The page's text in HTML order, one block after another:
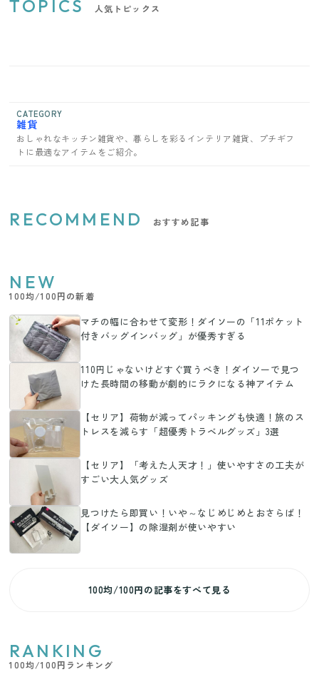
TOPICS 人気トピックス
CATEGORY
雑貨
おしゃれなキッチン雑貨や、暮らしを彩るインテリア雑貨、プチギフ
トに最適なアイテムをご紹介。
RECOMMEND おすすめ記事
NEW
100均/100円の新着
マチの幅に合わせて変形！ダイソーの「11ポケット
付きバッグインバッグ」が優秀すぎる
110円じゃないけどすぐ買うべき！ダイソーで見つ
けた長時間の移動が劇的にラクになる神アイテム
【セリア】荷物が減ってパッキングも快適！旅のス
トレスを減らす「超優秀トラベルグッズ」3選
【セリア】「考えた人天才！」使いやすさの工夫が
すごい大人気グッズ
見つけたら即買い！いや～なじめじめとおさらば！
【ダイソー】の除湿剤が使いやすい
100均/100円の記事をすべて見る
RANKING
100均/100円ランキング